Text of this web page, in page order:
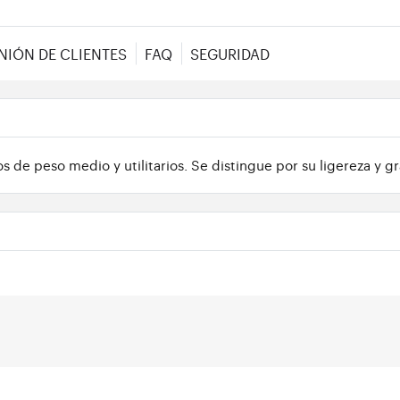
DE CLIENTES FAQ SEGURIDAD
de peso medio y utilitarios. Se distingue por su ligereza y